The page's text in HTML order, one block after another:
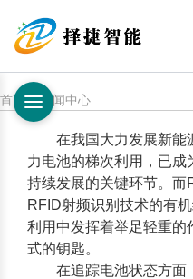
首页 > 新闻中心
在我国大力发展新能
力电池的梯次利用，已
持续发展的关键环节。而
RFID射频识别技术的有
利用中发挥着举足轻重的
式的钥匙。
在追踪电池状态方面